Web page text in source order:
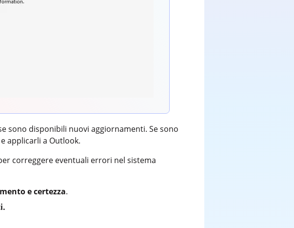
sono disponibili nuovi aggiornamenti. Se sono
applicarli a Outlook.
correggere eventuali errori nel sistema
e certezza.